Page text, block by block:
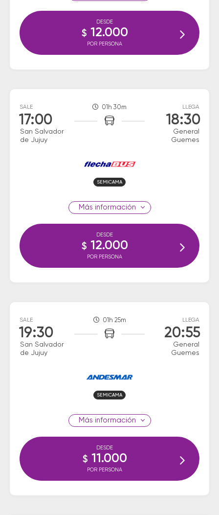
DESDE
$ 12.000
POR PERSONA
SALE
17:00
San Salvador
de Jujuy
01h 30m LLEGA
18:30
General
Guemes
SEMICAMA
información
DESDE
$ 12.000
POR PERSONA
SALE
19:30
San Salvador
de Jujuy
01h 25m LLEGA
20:55
General
Guemes
SEMICAMA
información
DESDE
$ 11.000
POR PERSONA